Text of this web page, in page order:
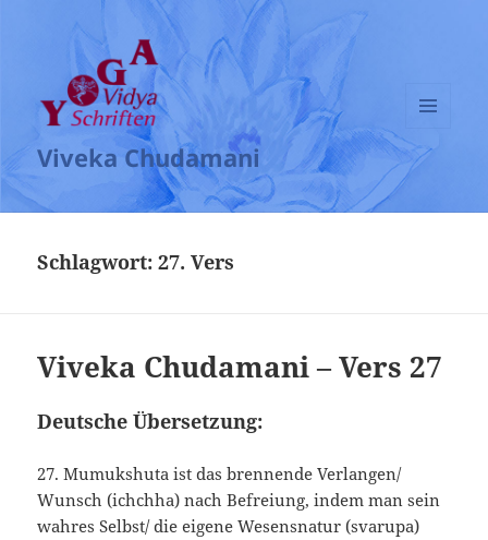
Viveka Chudamani
UND
WIDGETS
Schlagwort:27. Vers
Viveka Chudamani – Vers 27
Deutsche Übersetzung:
27. Mumukshuta ist das brennende Verlangen/
Wunsch (ichchha) nach Befreiung, indem man sein
wahres Selbst/ die eigene Wesensnatur (svarupa)